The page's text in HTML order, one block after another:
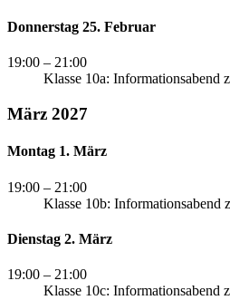
Donnerstag 25. Februar
19:00 – 21:00
Klasse 10a: Informationsabend
März 2027
Montag 1. März
19:00 – 21:00
Klasse 10b: Informationsabend
Dienstag 2. März
19:00 – 21:00
Klasse 10c: Informationsabend